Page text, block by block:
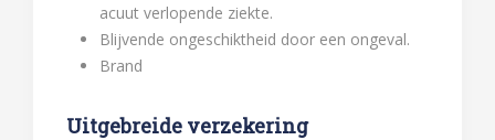
acuut verlopende ziekte.
Blijvende ongeschiktheid door een ongeval.
Brand
Uitgebreide verzekering